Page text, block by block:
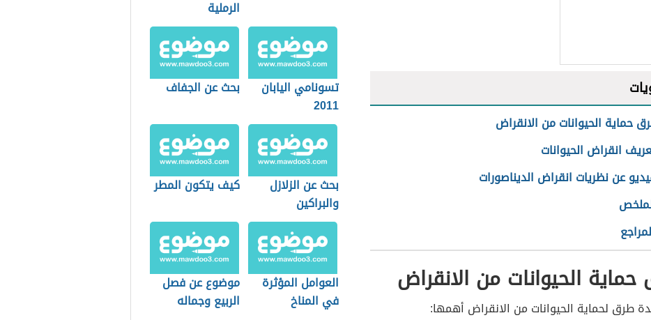
حماية الحيوانات من الانقراض
انقراض الحيوانات
عن نظريات انقراض الديناصورات
الحيوانات من الانقراض
طرق لحماية الحيوانات من الانقراض أهمها:
الرملية
تسونامي اليابان
2011
بحث عن الجفاف
بحث عن الزلازل
والبراكين
كيف يتكون المطر
العوامل المؤثرة
في المناخ
موضوع عن فصل
الربيع وجماله